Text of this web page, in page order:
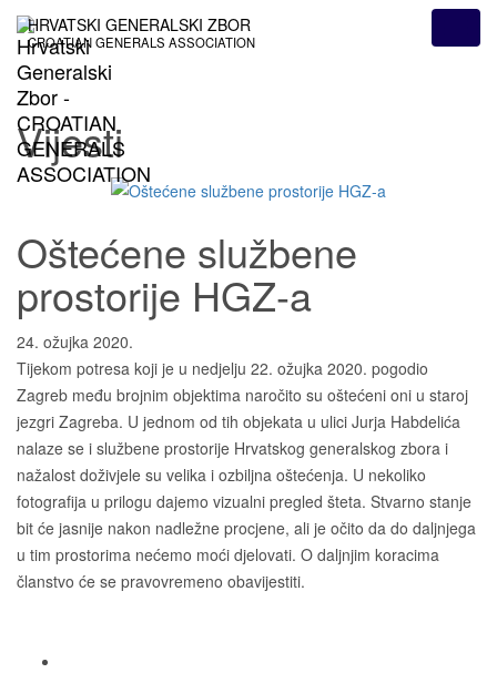
HRVATSKI GENERALSKI ZBOR
CROATIAN GENERALS ASSOCIATION
Vijesti
Oštećene službene
prostorije HGZ-a
24. ožujka 2020.
Tijekom potresa koji je u nedjelju 22. ožujka 2020. pogodio
Zagreb među brojnim objektima naročito su oštećeni oni u staroj
jezgri Zagreba. U jednom od tih objekata u ulici Jurja Habdelića
nalaze se i službene prostorije Hrvatskog generalskog zbora i
nažalost doživjele su velika i ozbiljna oštećenja. U nekoliko
fotografija u prilogu dajemo vizualni pregled šteta. Stvarno stanje
bit će jasnije nakon nadležne procjene, ali je očito da do daljnjega
u tim prostorima nećemo moći djelovati. O daljnjim koracima
članstvo će se pravovremeno obavijestiti.